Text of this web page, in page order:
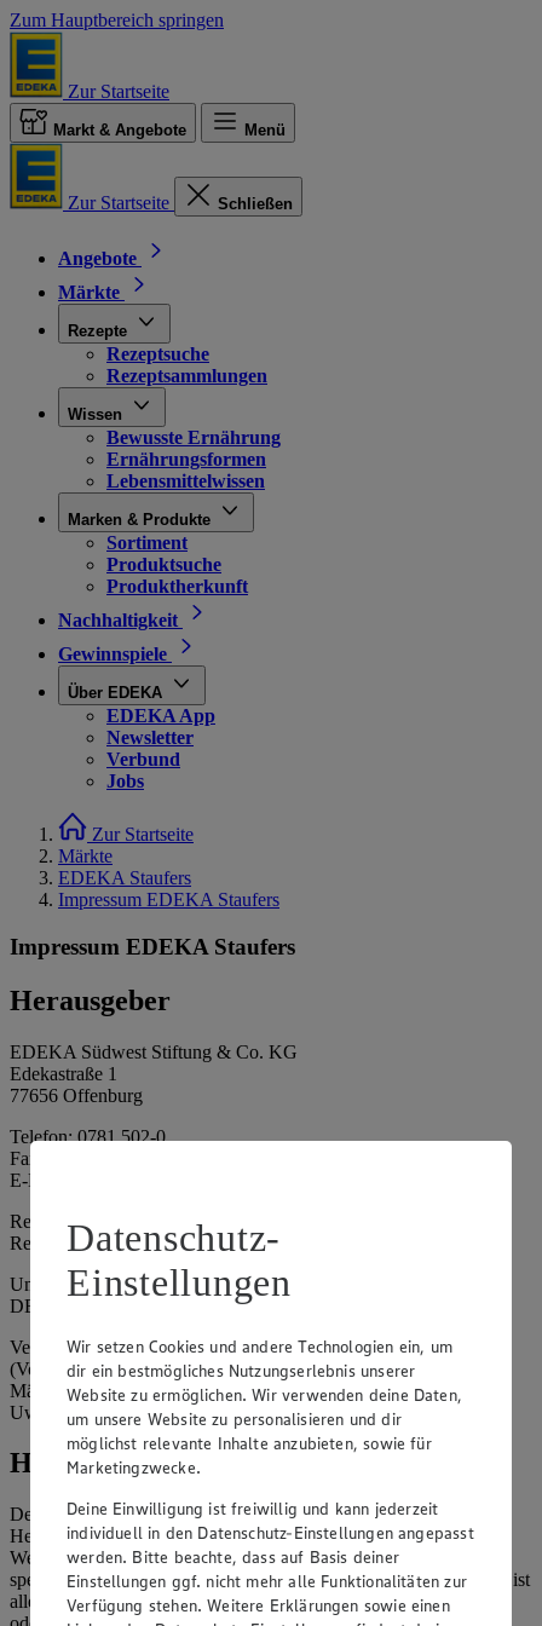
Zum Hauptbereich springen
Zur Startseite
Markt & Angebote Menü
Zur Startseite Schließen
Angebote
Märkte
Rezepte
Rezeptsuche
Rezeptsammlungen
Wissen
Bewusste Ernährung
Ernährungsformen
Lebensmittelwissen
Marken & Produkte
Sortiment
Produktsuche
Produktherkunft
Nachhaltigkeit
Gewinnspiele
Über EDEKA
EDEKA App
Newsletter
Verbund
Jobs
Zur Startseite
Märkte
EDEKA Staufers
Impressum EDEKA Staufers
Impressum EDEKA Staufers
Herausgeber
EDEKA Südwest Stiftung & Co. KG
Edekastraße 1
77656 Offenburg
Telefon: 0781 502-0
Fax: 0781 502-6180
E-Mail: kundenservice@edeka-suedwest.de
Registergericht: Amtsgericht Freiburg i.B.
Registernummer: HRA 707629
Umsatzsteuer-Identifikationsnummer gem. § 27a UStG:
DE815916131
Vertretungsberechtigte: Rainer Huber (Sprecher)
(Vorstandsmitglied), Klaus Fickert (Vorstandsmitglied), Jürgen
Mäder (Vorstandsmitglied), Patrick Mogck (Vorstandsmitglied),
Uwe Kohler
Hinweise
Der Inhalt dieser Website ist urheberrechtlich geschützt. Der
Herausgeber gewährt Ihnen jedoch das Recht, den auf dieser
Website bereitgestellten Text ganz oder ausschnittsweise zu
speichern und zu vervielfältigen. Aus Gründen des Urheberrechts ist
allerdings die Speicherung und Vervielfältigung von Bildmaterial
Datenschutz-
Einstellungen
Wir setzen Cookies und andere Technologien ein, um
dir ein bestmögliches Nutzungserlebnis unserer
Website zu ermöglichen. Wir verwenden deine Daten,
um unsere Website zu personalisieren und dir
möglichst relevante Inhalte anzubieten, sowie für
Marketingzwecke.
Deine Einwilligung ist freiwillig und kann jederzeit
individuell in den Datenschutz-Einstellungen angepasst
werden. Bitte beachte, dass auf Basis deiner
Einstellungen ggf. nicht mehr alle Funktionalitäten zur
Verfügung stehen. Weitere Erklärungen sowie einen